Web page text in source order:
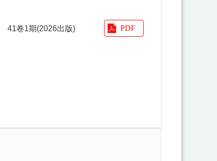
41卷1期(2026出版)